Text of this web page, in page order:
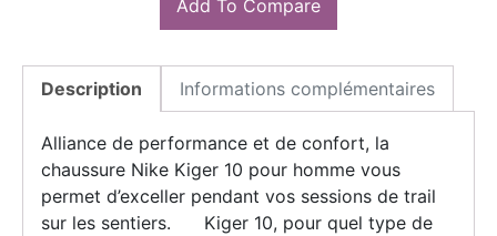
Add To Compare
Description Informations complémentaires
Alliance de performance et de confort, la
chaussure Nike Kiger 10 pour homme vous
permet d’exceller pendant vos sessions de trail
sur les sentiers. Kiger 10, pour quel type de